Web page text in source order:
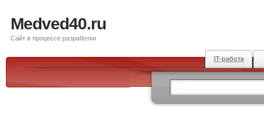
Medved40.ru
Сайт в процессе разработки
IT-работа